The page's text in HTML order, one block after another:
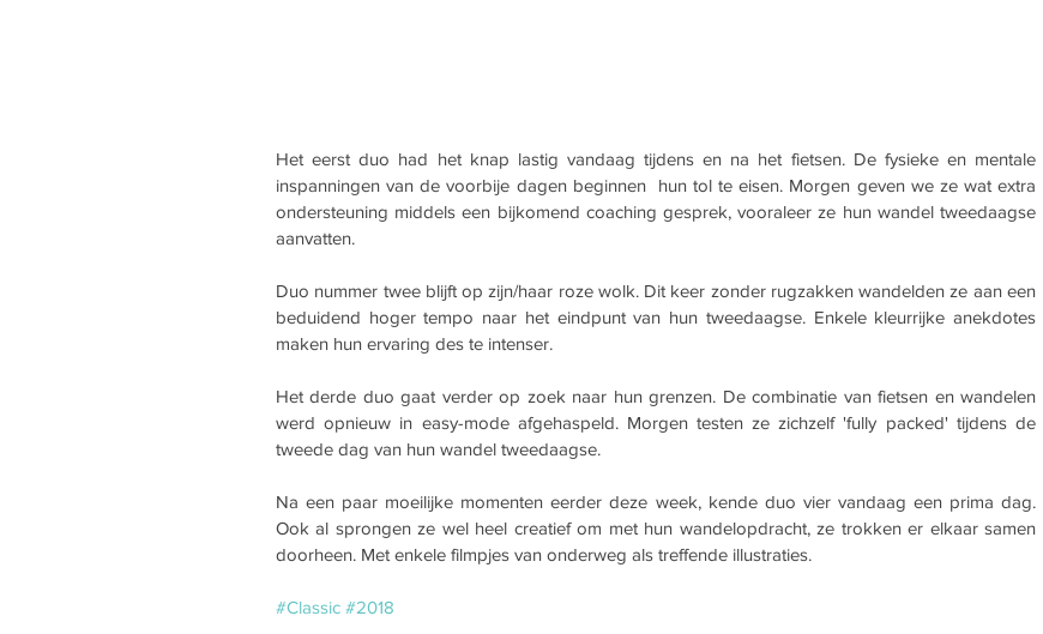
Het eerst duo had het knap lastig vandaag tijdens en na het fietsen. De fysieke en mentale
inspanningen van de voorbije dagen beginnen  hun tol te eisen. Morgen geven we ze wat extra
ondersteuning middels een bijkomend coaching gesprek, vooraleer ze hun wandel tweedaagse
aanvatten.
Duo nummer twee blijft op zijn/haar roze wolk. Dit keer zonder rugzakken wandelden ze aan een
beduidend hoger tempo naar het eindpunt van hun tweedaagse. Enkele kleurrijke anekdotes
maken hun ervaring des te intenser.
Het derde duo gaat verder op zoek naar hun grenzen. De combinatie van fietsen en wandelen
werd opnieuw in easy-mode afgehaspeld. Morgen testen ze zichzelf 'fully packed' tijdens de
tweede dag van hun wandel tweedaagse.
Na een paar moeilijke momenten eerder deze week, kende duo vier vandaag een prima dag.
Ook al sprongen ze wel heel creatief om met hun wandelopdracht, ze trokken er elkaar samen
doorheen. Met enkele filmpjes van onderweg als treffende illustraties.
#Classic #2018